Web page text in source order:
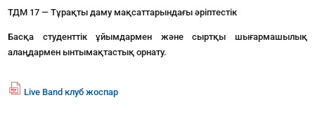
ТДМ 17 — Тұрақты даму мақсаттарындағы әріптестік
Басқа студенттік ұйымдармен және сыртқы шығармашылық
алаңдармен ынтымақтастық орнату.
Live Band клуб жоспар